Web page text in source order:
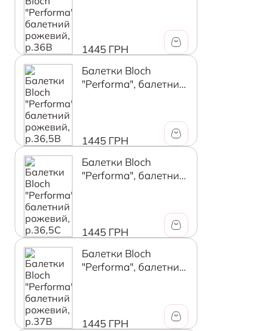
1445 ГРН
Балетки Bloch
"Performa", балетний
1445 ГРН
Балетки Bloch
"Performa", балетний
1445 ГРН
Балетки Bloch
"Performa", балетний
1445 ГРН